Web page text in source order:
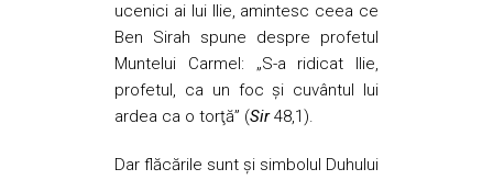
ucenici ai lui Ilie, amintesc ceea ce
Ben Sirah spune despre profetul
Muntelui Carmel: „S-a ridicat Ilie,
profetul, ca un foc şi cuvântul lui
ardea ca o torţă” (Sir48,1).
Dar flăcările sunt şi simbolul Duhului